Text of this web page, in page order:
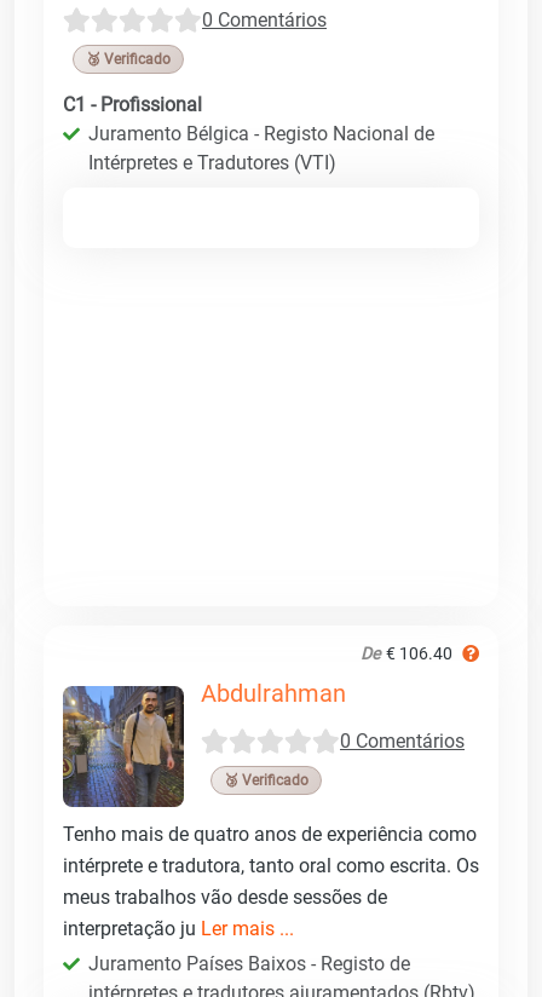
0 Comentários
🥉 Verificado
C1 - Profissional
Juramento Bélgica - Registo Nacional de
Intérpretes e Tradutores (VTI)
De € 106.40
Abdulrahman
0 Comentários
🥉 Verificado
Tenho mais de quatro anos de experiência como
intérprete e tradutora, tanto oral como escrita. Os
meus trabalhos vão desde sessões de
interpretação ju Ler mais ...
Juramento Países Baixos - Registo de